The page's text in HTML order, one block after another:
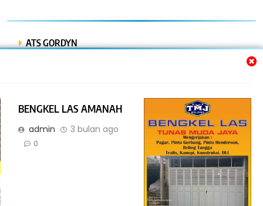
BENGKEL LAS AMANAH
admin 3 bulan ago
0
ATS GORDYN
BENGKEL LAS AMR